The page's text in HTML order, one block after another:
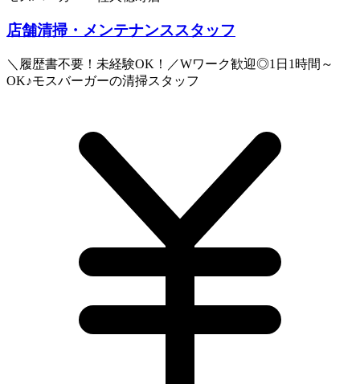
店舗清掃・メンテナンススタッフ
＼履歴書不要！未経験OK！／Wワーク歓迎◎1日1時間～
OK♪モスバーガーの清掃スタッフ